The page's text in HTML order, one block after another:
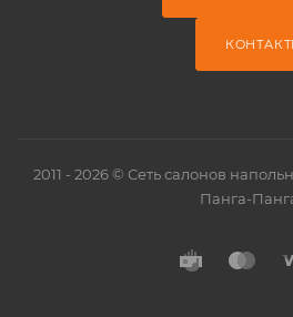
2011 - 2026 © Сеть салонов
Панга-